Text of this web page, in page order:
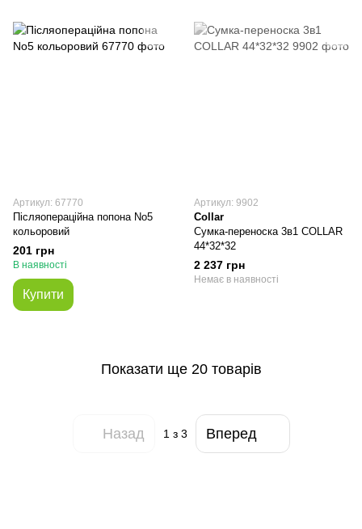
Артикул: 67770
Післяопераційна попона No5
кольоровий
201 грн
В наявності
Купити
Артикул: 9902
Collar
Сумка-переноска 3в1 COLLAR
44*32*32
2 237 грн
Немає в наявності
Показати ще 20 товарів
Назад 1 з 3 Вперед